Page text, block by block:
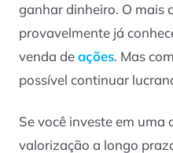
ganhar dinheiro. O mais
provavelmente já
venda deações. Mas
possível continuar
Se você investe em uma
valorização a longo